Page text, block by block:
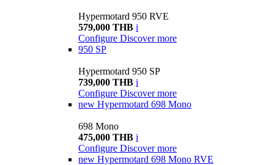
Hypermotard 950 RVE
579,000 THB i
Configure Discover more
950 SP
Hypermotard 950 SP
739,000 THB i
Configure Discover more
new Hypermotard 698 Mono
698 Mono
475,000 THB i
Configure Discover more
new Hypermotard 698 Mono RVE